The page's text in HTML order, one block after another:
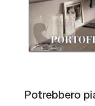
Potrebbero
Leonardo
York